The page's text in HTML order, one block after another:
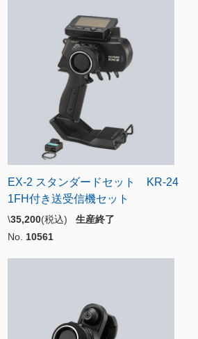
EX-2 スタンダードセット KR-24
1FH付き送受信機セット
\35,200(税込) 生産終了
No. 10561